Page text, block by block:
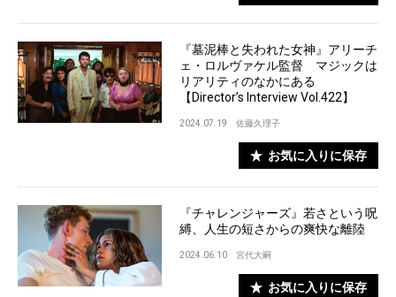
『墓泥棒と失われた女神』アリーチ
ェ・ロルヴァケル監督 マジックは
リアリティのなかにある
【Director’s Interview Vol.422】
2024.07.19 佐藤久理子
お気に入りに保存
『チャレンジャーズ』若さという呪
縛、人生の短さからの爽快な離陸
2024.06.10 宮代大嗣
お気に入りに保存